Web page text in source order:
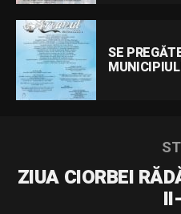
SE
ZIUA CIORBEI